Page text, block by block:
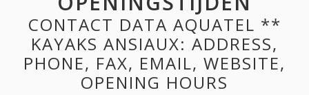
CONTACT DATA AQUATEL **
KAYAKS ANSIAUX: ADDRESS,
PHONE, FAX, EMAIL, WEBSITE,
OPENING HOURS